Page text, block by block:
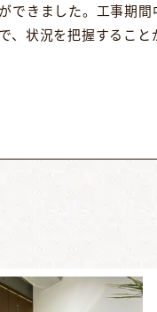
できました。工事期間
、状況を把握するこ